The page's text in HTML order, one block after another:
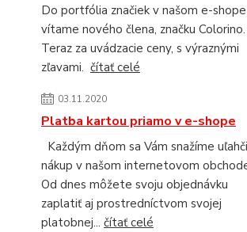
Do portfólia značiek v našom e-shope
vítame nového člena, značku Colorino.
Teraz za uvádzacie ceny, s výraznými
zľavami. čítať celé
03.11.2020
Platba kartou priamo v e-shope
Každým dňom sa Vám snažíme
nákup v našom internetovom
Od dnes môžete svoju objednávku
zaplatiť aj prostredníctvom svojej
platobnej... čítať celé